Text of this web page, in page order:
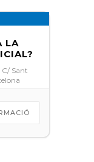
LA
C/ Sant